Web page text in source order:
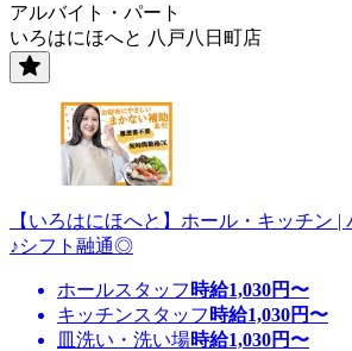
アルバイト・パート
いろはにほへと 八戸八日町店
【いろはにほへと】ホール・キッチン |
♪シフト融通◎
ホールスタッフ 時給1,030円〜
キッチンスタッフ 時給1,030円〜
皿洗い・洗い場時給1,030円〜